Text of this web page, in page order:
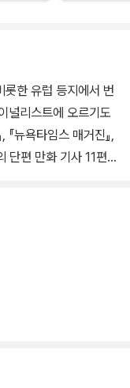
한 유럽 등지에서 번
널리스트에 오르기도
『뉴욕타임스 매거진』,
단편 만화 기사 11편을
소에서 진행된 보스니
헤브론과 가자를 중심
, 「코카서스」편은 러
프리카의 가난과 전쟁,